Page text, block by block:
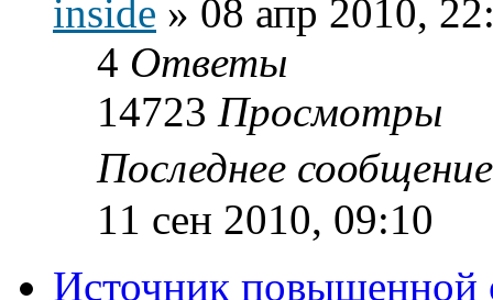
inside » 08 апр 2010,
4 Ответы
14723 Просмотры
Последнее
11 сен 2010, 09:10
Источник повышенной